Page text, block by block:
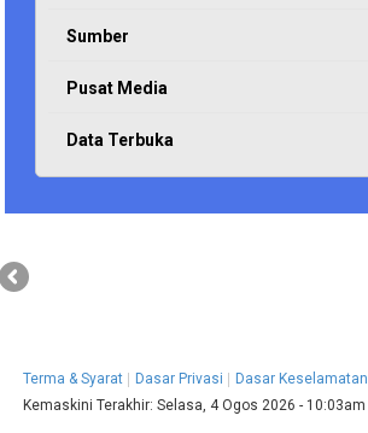
Sumber
Pusat Media
Data Terbuka
Terma & Syarat Dasar Privasi Dasar Keselamatan
Kemaskini Terakhir:Selasa, 4 Ogos 2026 - 10:03am